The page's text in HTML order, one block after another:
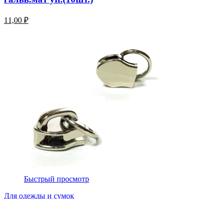
11,00 ₽
Быстрый просмотр
Для одежды и сумок